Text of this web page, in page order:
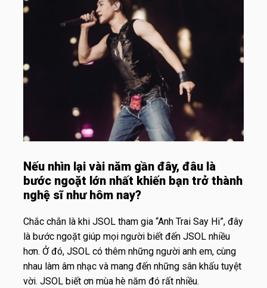
Nếu nhìn lại vài năm gần đây, đâu là
bước ngoặt lớn nhất khiến bạn trở thành
nghệ sĩ như hôm nay?
Chắc chắn là khi JSOL tham gia “Anh Trai Say Hi”, đây
là bước ngoặt giúp mọi người biết đến JSOL nhiều
hơn. Ở đó, JSOL có thêm những người anh em, cùng
nhau làm âm nhạc và mang đến những sân khấu tuyệt
vời. JSOL biết ơn mùa hè năm đó rất nhiều.